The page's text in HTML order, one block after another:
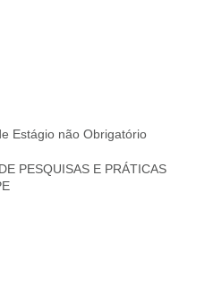
Estágio não Obrigatório
PESQUISAS E PRÁTICAS